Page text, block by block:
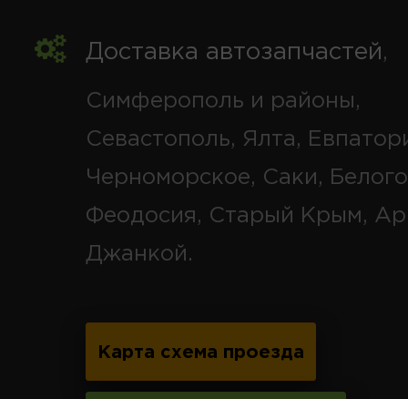
Доставка автозапчастей,
Симферополь и районы,
Севастополь, Ялта,
Черноморское, Саки,
Феодосия, Старый Крым,
Джанкой.
Карта схема проезда